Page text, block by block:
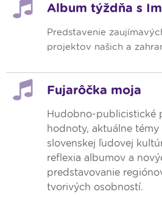
Album týždňa s
Predstavenie
projektov našich a
Fujarôčka moja
Hudobno-publicistické
hodnoty, aktuálne
slovenskej ľudovej
reflexia albumov a
predstavovanie
tvorivých osobností.